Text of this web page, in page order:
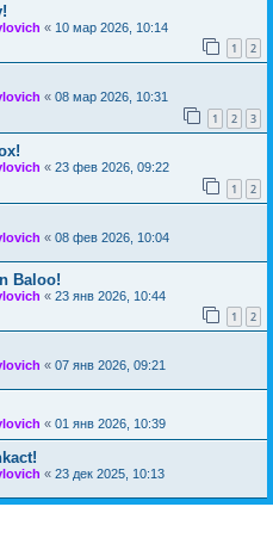
« 10 мар 2026, 10:14
1 2
« 08 мар 2026, 10:31
1 2 3
« 23 фев 2026, 09:22
1 2
« 08 фев 2026, 10:04
Baloo!
« 23 янв 2026, 10:44
1 2
« 07 янв 2026, 09:21
« 01 янв 2026, 10:39
« 23 дек 2025, 10:13